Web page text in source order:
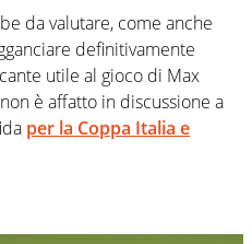
da valutare, come anche
definitivamente
utile al gioco di Max
è affatto in discussione a
per la Coppa Italia e